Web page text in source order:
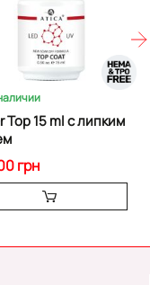
Top 15 ml с липким
грн